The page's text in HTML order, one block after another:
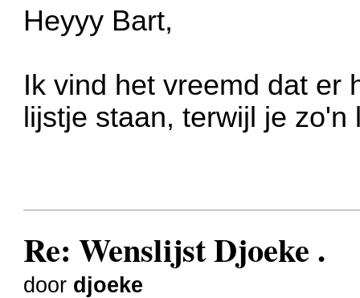
Heyyy Bart,
Ik vind het vreemd dat er
lijstje staan, terwijl je
Re: Wenslijst Djoeke .
door djoeke